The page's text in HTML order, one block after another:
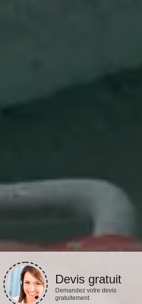
Devis gratuit
Demandez votre devis
gratuitement